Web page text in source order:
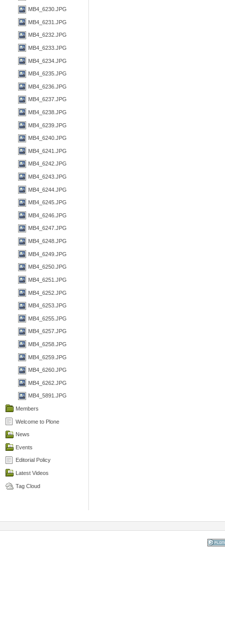
MB4_6230.JPG
MB4_6231.JPG
MB4_6232.JPG
MB4_6233.JPG
MB4_6234.JPG
MB4_6235.JPG
MB4_6236.JPG
MB4_6237.JPG
MB4_6238.JPG
MB4_6239.JPG
MB4_6240.JPG
MB4_6241.JPG
MB4_6242.JPG
MB4_6243.JPG
MB4_6244.JPG
MB4_6245.JPG
MB4_6246.JPG
MB4_6247.JPG
MB4_6248.JPG
MB4_6249.JPG
MB4_6250.JPG
MB4_6251.JPG
MB4_6252.JPG
MB4_6253.JPG
MB4_6255.JPG
MB4_6257.JPG
MB4_6258.JPG
MB4_6259.JPG
MB4_6260.JPG
MB4_6262.JPG
MB4_5891.JPG
Members
Welcome to Plone
News
Events
Editorial Policy
Latest Videos
Tag Cloud